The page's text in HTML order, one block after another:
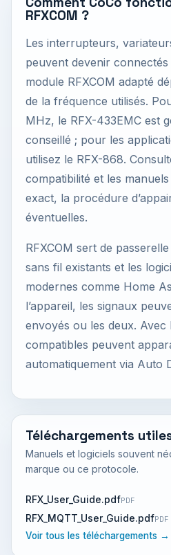
RFXCOM ?
Les interrupteurs,
peuvent devenir connectés
module RFXCOM adapté
de la fréquence utilisés.
MHz, le RFX-433EMC est
conseillé ; pour les
utilisez le RFX-868.
compatibilité et les
exact, la procédure
éventuelles.
RFXCOM sert de
sans fil existants et les
modernes comme Home
l’appareil, les signaux
envoyés ou les deux. Avec
compatibles peuvent
automatiquement via Auto
Téléchargements
Manuels et logiciels souvent
marque ou ce protocole.
RFX_User_Guide.pdfPDF
RFX_MQTT_User_Guide.pdfPDF
Voir tous les téléchargements →